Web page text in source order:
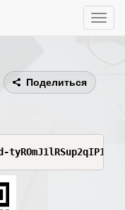
Toggle
Поделиться